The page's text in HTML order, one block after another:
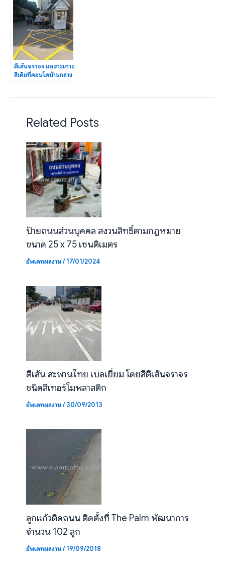
ตีเส้นจราจร และกะเทาะ
สีเดิมที่คอนโดบ้านกลาง
Related Posts
ป้ายถนนส่วนบุคคล สงวนสิทธิ์ตามกฎหมาย
ขนาด 25 x 75 เซนติเมตร
อัพเดทผลงาน/17/01/2024
ตีเส้น สะพานไทย เบลเยี่ยม โดยสีตีเส้นจราจร
ชนิดสีเทอร์โมพลาสติก
อัพเดทผลงาน/30/09/2013
ลูกแก้วติดถนน ติดตั้งที่ The Palm พัฒนาการ
จำนวน 102 ลูก
อัพเดทผลงาน/19/09/2018